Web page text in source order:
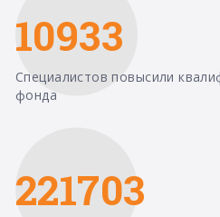
10933
Специалистов повысили
фонда
221703